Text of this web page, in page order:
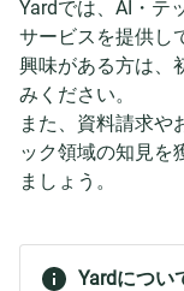
Yardでは、AI・テ
サービスを提供し
興味がある方は、
みください。
また、資料請求や
ック領域の知見を
ましょう。
Yardについ